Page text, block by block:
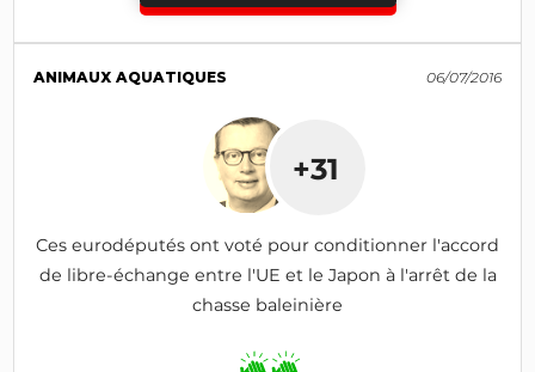
ANIMAUX AQUATIQUES 06/07/2016
+31
Ces eurodéputés ont voté pour conditionner l'accord
de libre-échange entre l'UE et le Japon à l'arrêt de la
chasse baleinière